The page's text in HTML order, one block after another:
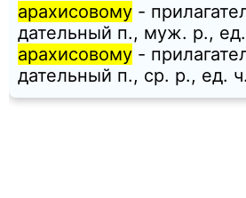
арахисовому -
дательный п., муж. p.,
арахисовому -
дательный п., ср. p., ед. ч.